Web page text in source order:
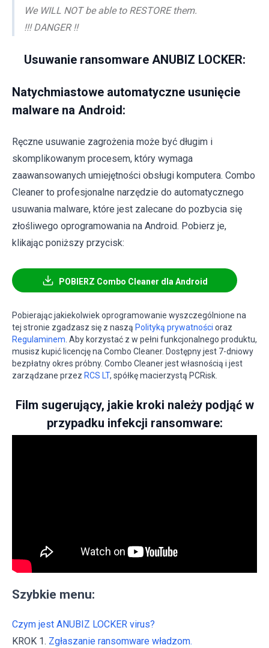
We WILL NOT be able to RESTORE them.
!!! DANGER !!
Usuwanie ransomware ANUBIZ LOCKER:
Natychmiastowe automatyczne usunięcie
malware na Android:
Ręczne usuwanie zagrożenia może być długim i
skomplikowanym procesem, który wymaga
zaawansowanych umiejętności obsługi komputera. Combo
Cleaner to profesjonalne narzędzie do automatycznego
usuwania malware, które jest zalecane do pozbycia się
złośliwego oprogramowania na Android. Pobierz je,
klikając poniższy przycisk:
POBIERZ Combo Cleaner dla Android
Pobierając jakiekolwiek oprogramowanie wyszczególnione na
tej stronie zgadzasz się z naszą Polityką prywatności oraz
Regulaminem . Aby korzystać z w pełni funkcjonalnego produktu,
musisz kupić licencję na Combo Cleaner. Dostępny jest 7-dniowy
bezpłatny okres próbny. Combo Cleaner jest własnością i jest
zarządzane przez RCS LT, spółkę macierzystą PCRisk.
Film sugerujący, jakie kroki należy podjąć w
przypadku infekcji ransomware:
Szybkie menu:
Czym jest ANUBIZ LOCKER virus?
KROK 1. Zgłaszanie ransomware władzom.